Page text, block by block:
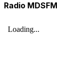
Radio